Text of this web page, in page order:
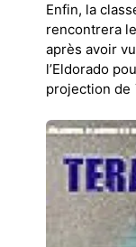
Enfin, la
rencontrera
après avoir vu
l’Eldorado
projection de